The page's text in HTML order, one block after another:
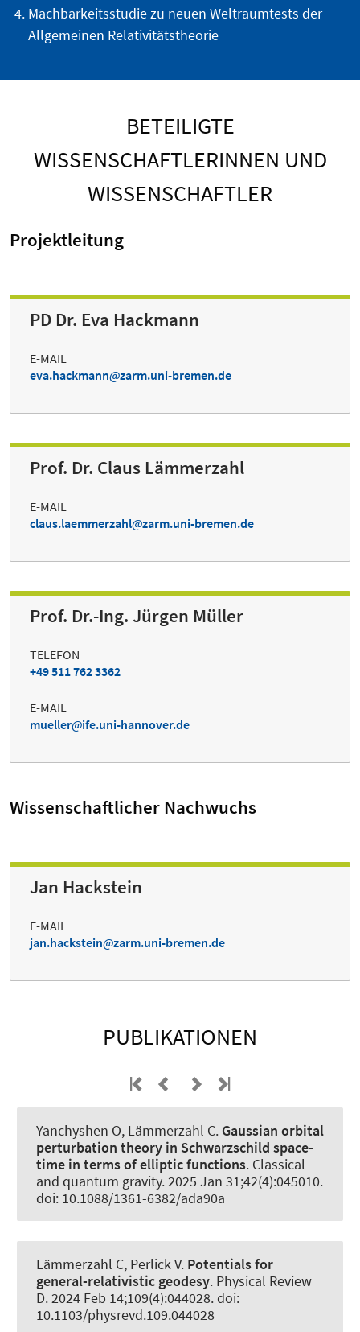
Machbarkeitsstudie zu neuen Weltraumtests der
Allgemeinen Relativitätstheorie
BETEILIGTE
WISSENSCHAFTLERINNEN UND
WISSENSCHAFTLER
Projektleitung
PD Dr. Eva Hackmann
E-MAIL
eva.hackmann
zarm.uni-bremen.de
Prof. Dr. Claus Lämmerzahl
E-MAIL
claus.laemmerzahl
zarm.uni-bremen.de
Prof. Dr.-Ing. Jürgen Müller
TELEFON
+49 511 762 3362
E-MAIL
mueller
ife.uni-hannover.de
Wissenschaftlicher Nachwuchs
Jan Hackstein
E-MAIL
jan.hackstein
zarm.uni-bremen.de
PUBLIKATIONEN
Yanchyshen O, Lämmerzahl C. Gaussian orbital
perturbation theory in Schwarzschild space-
time in terms of elliptic functions. Classical
and quantum gravity. 2025 Jan 31;42(4):045010.
doi: 10.1088/1361-6382/ada90a
Lämmerzahl C, Perlick V. Potentials for
general-relativistic geodesy. Physical Review
D. 2024 Feb 14;109(4):044028. doi:
10.1103/physrevd.109.044028